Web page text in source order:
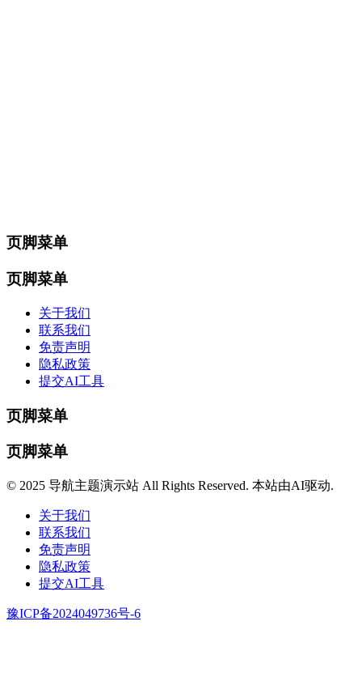
页脚菜单
页脚菜单
关于我们
联系我们
免责声明
隐私政策
提交AI工具
页脚菜单
页脚菜单
© 2025 导航主题演示站 All Rights Reserved. 本站由AI驱动.
关于我们
联系我们
免责声明
隐私政策
提交AI工具
豫ICP备2024049736号-6